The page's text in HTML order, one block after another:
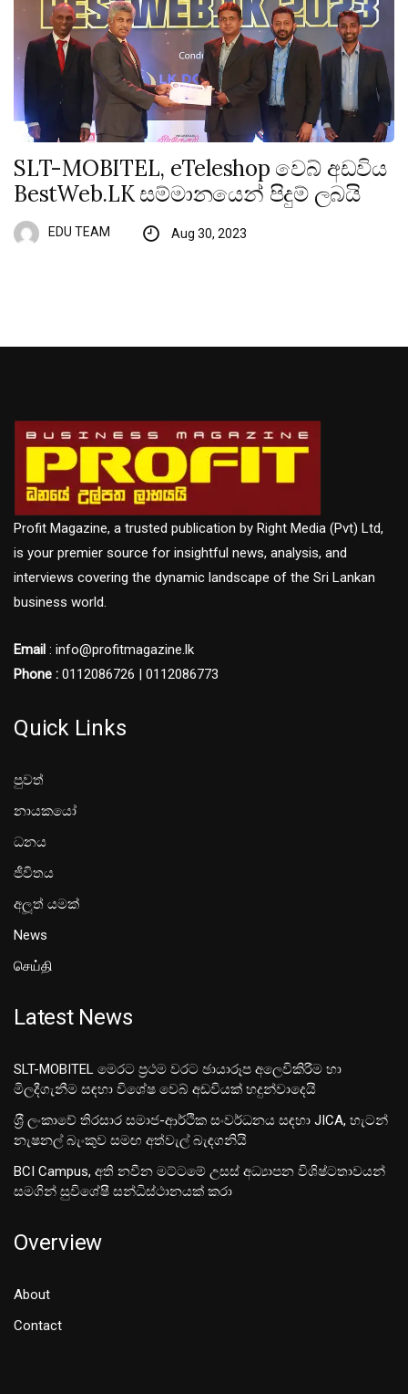
SLT-MOBITEL, eTeleshop වෙබ් අඩවිය
BestWeb.LK සම්මානයෙන් පිදුම් ලබයි
EDU TEAM Aug 30, 2023
Profit Magazine, a trusted publication by Right Media (Pvt) Ltd,
is your premier source for insightful news, analysis, and
interviews covering the dynamic landscape of the Sri Lankan
business world.
Email : info@profitmagazine.lk
Phone : 0112086726 | 0112086773
Quick Links
පුවත්
නායකයෝ
ධනය
ජීවිතය
අලූත් යමක්
News
செய்தி
Latest News
SLT-MOBITEL මෙරට ප්‍රථම වරට ඡායාරූප අලෙවිකිරීම හා
මිලදීගැනීම සඳහා විශේෂ වෙබ් අඩවියක් හදුන්වාදෙයි
ශ‍්‍රී ලංකාවේ තිරසාර සමාජ-ආර්ථික සංවර්ධනය සඳහා JICA, හැටන්
නැෂනල් බැංකුව සමඟ අත්වැල් බැඳගනියි
BCI Campus, අති නවීන මට්ටමේ උසස් අධ්‍යාපන විශිෂ්ටතාවයන්
සමගින් සුවිශේෂී සන්ධිස්ථානයක් කරා
Overview
About
Contact